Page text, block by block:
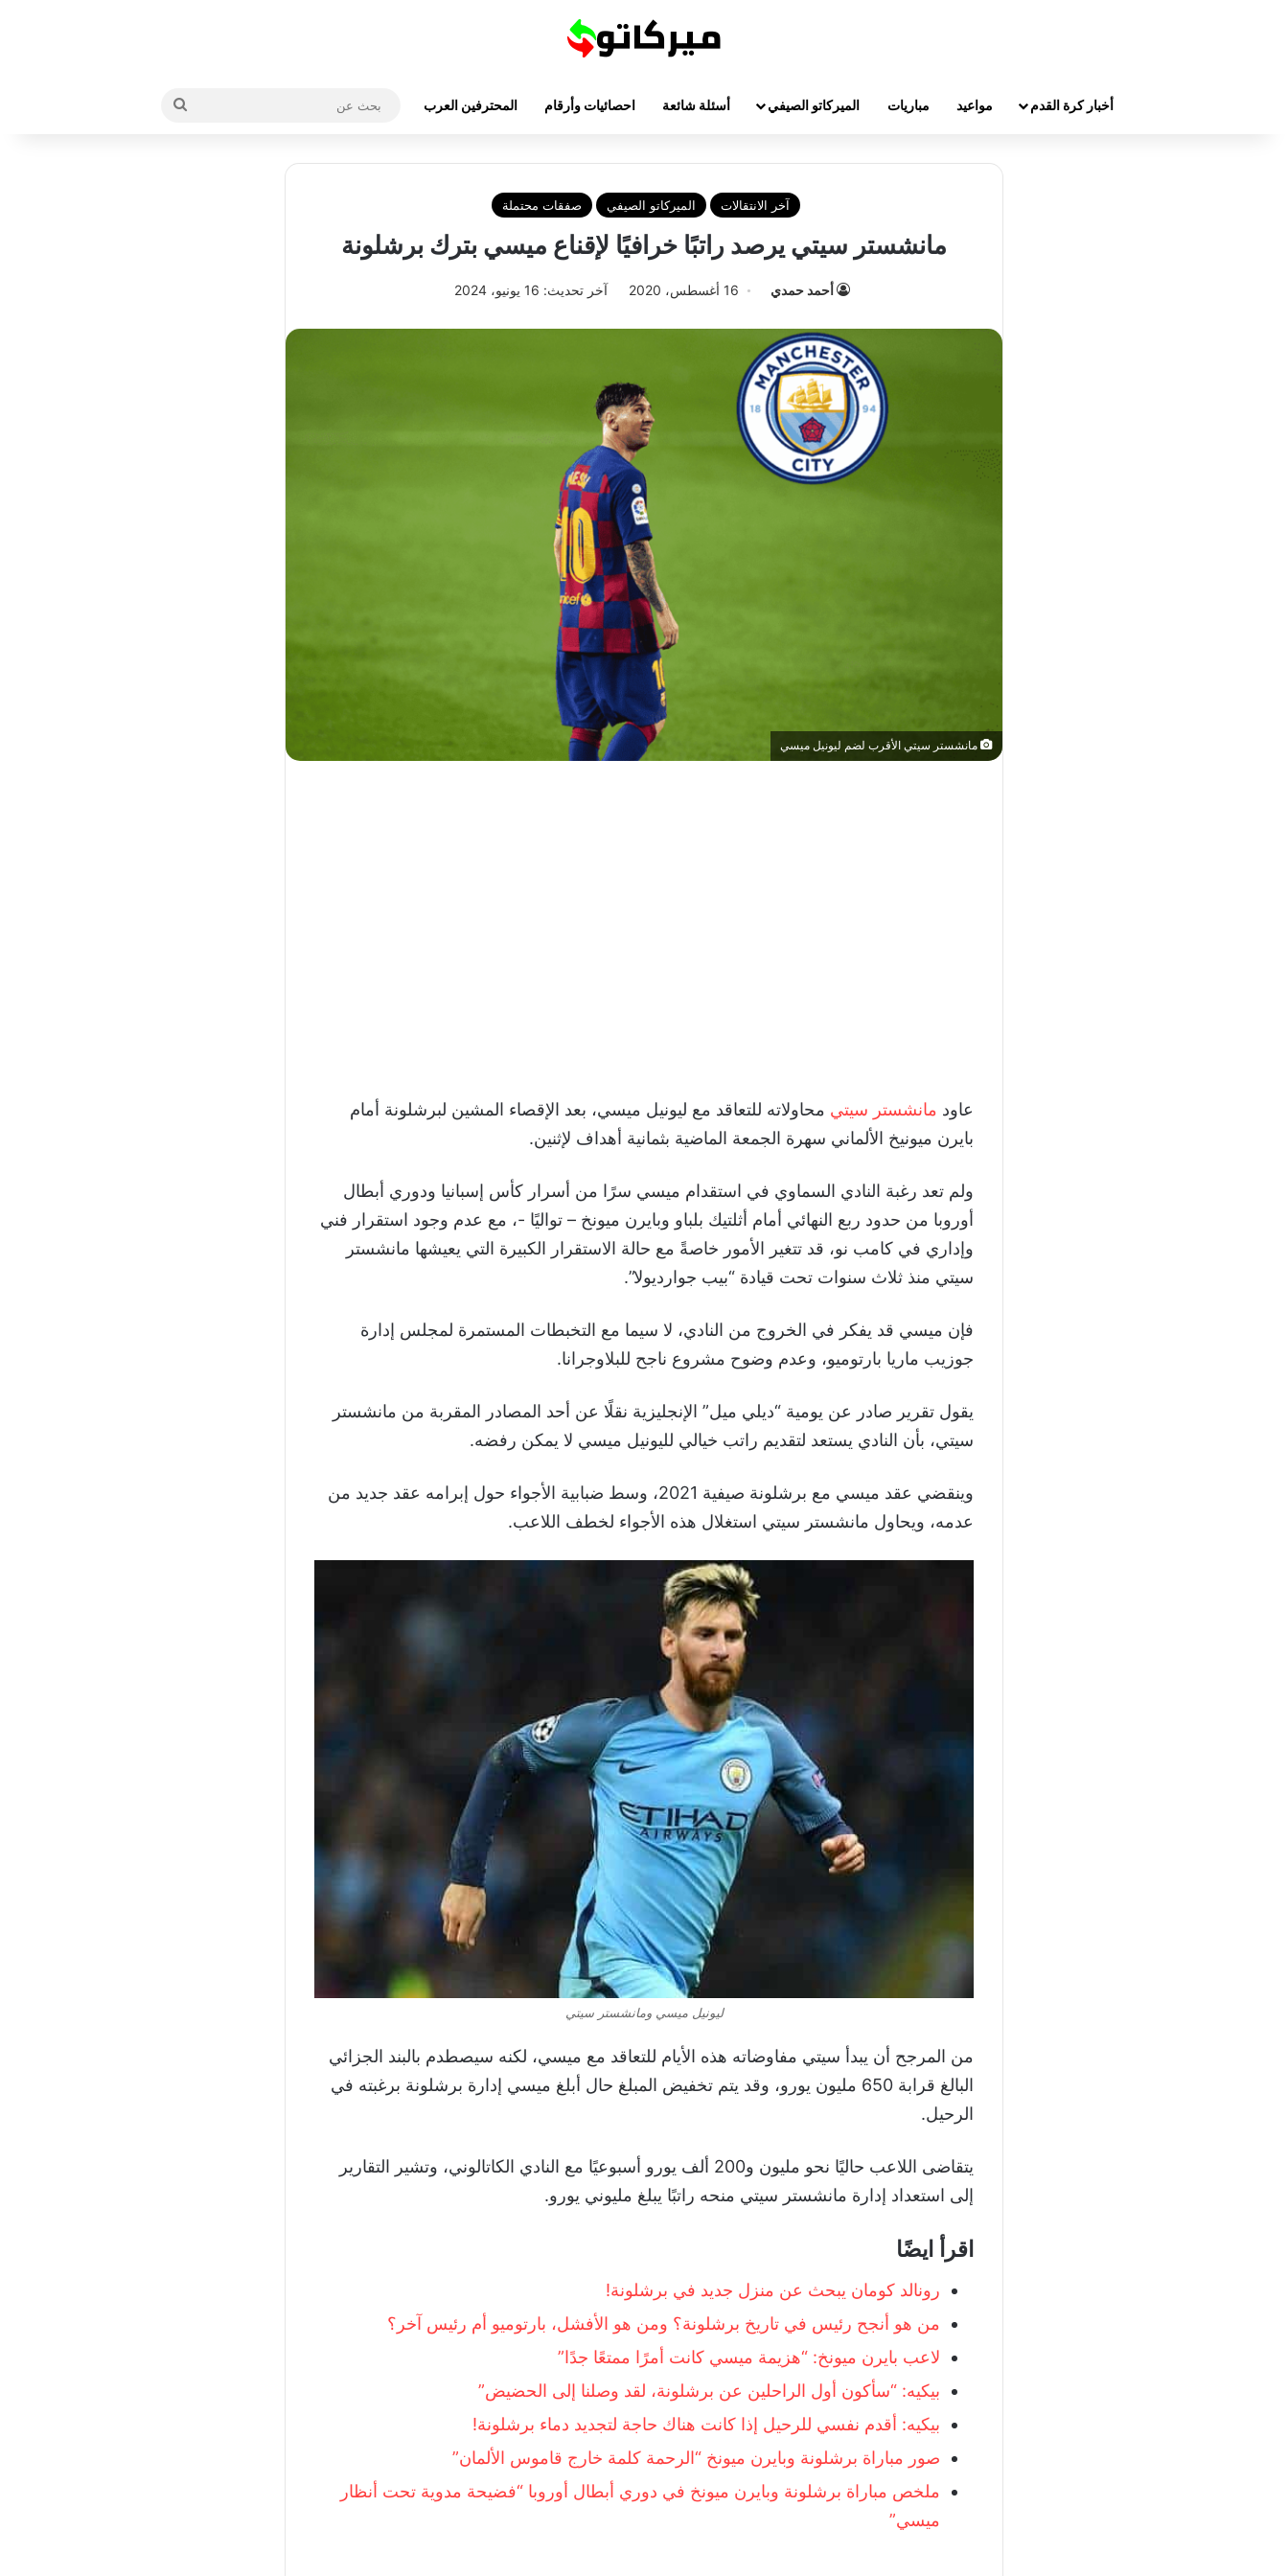
أخبار كرة القدم مواعيد مباريات الميركاتو الصيفي أسئلة شائعة احصائيات وأرقام المحترفين العرب
آخر الانتقالات الميركاتو الصيفي صفقات محتملة
مانشستر سيتي يرصد راتبًا خرافيًا لإقناع ميسي بترك برشلونة
أحمد حمدي 16 أغسطس، 2020 آخر تحديث: 16 يونيو، 2024
مانشستر سيتي الأقرب لضم ليونيل ميسي
عاود مانشستر سيتي محاولاته للتعاقد مع ليونيل ميسي، بعد الإقصاء المشين لبرشلونة أمام
بايرن ميونيخ الألماني سهرة الجمعة الماضية بثمانية أهداف لإثنين.
ولم تعد رغبة النادي السماوي في استقدام ميسي سرًا من أسرار كأس إسبانيا ودوري أبطال
أوروبا من حدود ربع النهائي أمام أثلتيك بلباو وبايرن ميونخ – تواليًا -، مع عدم وجود استقرار فني
وإداري في كامب نو، قد تتغير الأمور خاصةً مع حالة الاستقرار الكبيرة التي يعيشها مانشستر
سيتي منذ ثلاث سنوات تحت قيادة “بيب جوارديولا”.
فإن ميسي قد يفكر في الخروج من النادي، لا سيما مع التخبطات المستمرة لمجلس إدارة
جوزيب ماريا بارتوميو، وعدم وضوح مشروع ناجح للبلاوجرانا.
يقول تقرير صادر عن يومية “ديلي ميل” الإنجليزية نقلًا عن أحد المصادر المقربة من مانشستر
سيتي، بأن النادي يستعد لتقديم راتب خيالي لليونيل ميسي لا يمكن رفضه.
وينقضي عقد ميسي مع برشلونة صيفية 2021، وسط ضبابية الأجواء حول إبرامه عقد جديد من
عدمه، ويحاول مانشستر سيتي استغلال هذه الأجواء لخطف اللاعب.
ليونيل ميسي ومانشستر سيتي
من المرجح أن يبدأ سيتي مفاوضاته هذه الأيام للتعاقد مع ميسي، لكنه سيصطدم بالبند الجزائي
البالغ قرابة 650 مليون يورو، وقد يتم تخفيض المبلغ حال أبلغ ميسي إدارة برشلونة برغبته في
الرحيل.
يتقاضى اللاعب حاليًا نحو مليون و200 ألف يورو أسبوعيًا مع النادي الكاتالوني، وتشير التقارير
إلى استعداد إدارة مانشستر سيتي منحه راتبًا يبلغ مليوني يورو.
اقرأ ايضًا
رونالد كومان يبحث عن منزل جديد في برشلونة!
من هو أنجح رئيس في تاريخ برشلونة؟ ومن هو الأفشل، بارتوميو أم رئيس آخر؟
لاعب بايرن ميونخ: “هزيمة ميسي كانت أمرًا ممتعًا جدًا”
بيكيه: “سأكون أول الراحلين عن برشلونة، لقد وصلنا إلى الحضيض”
بيكيه: أقدم نفسي للرحيل إذا كانت هناك حاجة لتجديد دماء برشلونة!
صور مباراة برشلونة وبايرن ميونخ “الرحمة كلمة خارج قاموس الألمان”
ملخص مباراة برشلونة وبايرن ميونخ في دوري أبطال أوروبا “فضيحة مدوية تحت أنظار
ميسي”